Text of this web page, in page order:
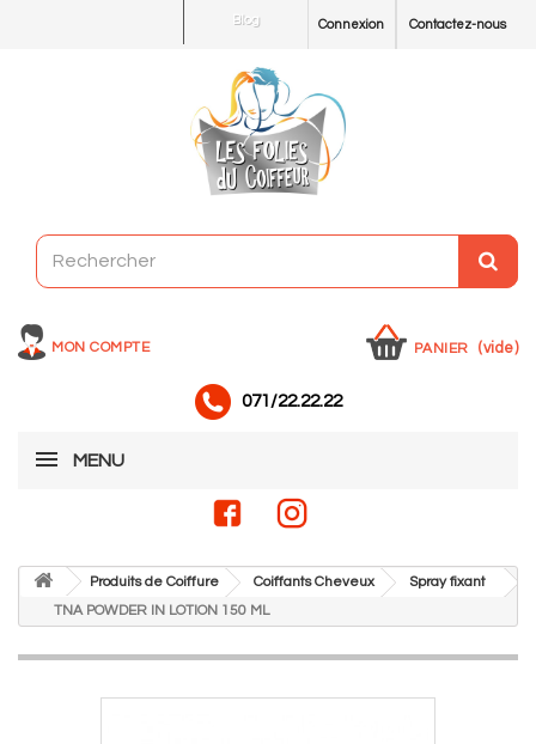
Contactez-nous
Connexion
Blog
MON COMPTE PANIER (vide)
071/22.22.22
MENU
Produits de Coiffure Coiffants Cheveux
Spray fixant
TNA POWDER IN LOTION 150 ML